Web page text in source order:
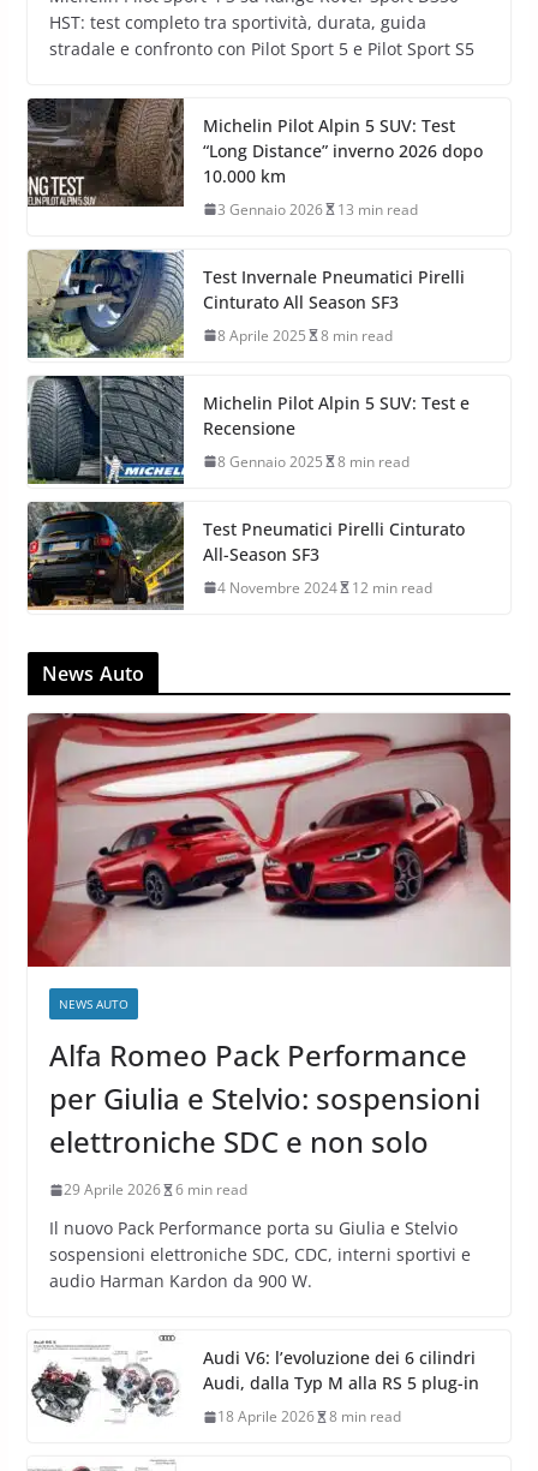
HST: test completo tra sportività, durata, guida
stradale e confronto con Pilot Sport 5 e Pilot Sport S5
Michelin Pilot Alpin 5 SUV: Test
“Long Distance” inverno 2026 dopo
10.000 km
3 Gennaio 2026 13 min read
Test Invernale Pneumatici Pirelli
Cinturato All Season SF3
8 Aprile 2025 8 min read
Michelin Pilot Alpin 5 SUV: Test e
Recensione
8 Gennaio 2025 8 min read
Test Pneumatici Pirelli Cinturato
All-Season SF3
4 Novembre 2024 12 min read
News Auto
NEWS AUTO
Alfa Romeo Pack Performance
per Giulia e Stelvio: sospensioni
elettroniche SDC e non solo
29 Aprile 2026 6 min read
Il nuovo Pack Performance porta su Giulia e Stelvio
sospensioni elettroniche SDC, CDC, interni sportivi e
audio Harman Kardon da 900 W.
Audi V6: l’evoluzione dei 6 cilindri
Audi, dalla Typ M alla RS 5 plug-in
18 Aprile 2026 8 min read